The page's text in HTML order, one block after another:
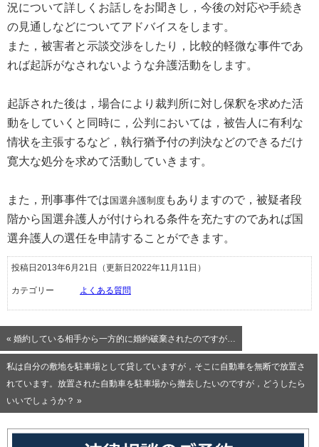
況について詳しくお話しをお聞きし，今後の対応や手続き
の見通しなどについてアドバイスをします。
また，被害者と示談交渉をしたり，比較的軽微な事件であ
れば起訴がなされないような弁護活動をします。
起訴された後は，場合により裁判所に対し保釈を求めた活
動をしていくと同時に，公判においては，被告人に有利な
情状を主張するなど，執行猶予付の判決などのできるだけ
寛大な処分を求めて活動していきます。
また，刑事事件では 国選弁護制度 もありますので，被疑者段
階から国選弁護人が付けられる条件を充たすのであれば国
選弁護人の選任を申請することができます。
投稿日2013年6月21日 （更新日2022年11月11日）
カテゴリー よくある質問
« 婚約している相手から一方的に婚約破棄されたのですが…
私は自分の敷地を駐車場として貸していますが，そこに自動車を無断で放置さ
れています。放置された自動車を駐車場から撤去したいのですが，どうしたら
いいでしょうか？ »